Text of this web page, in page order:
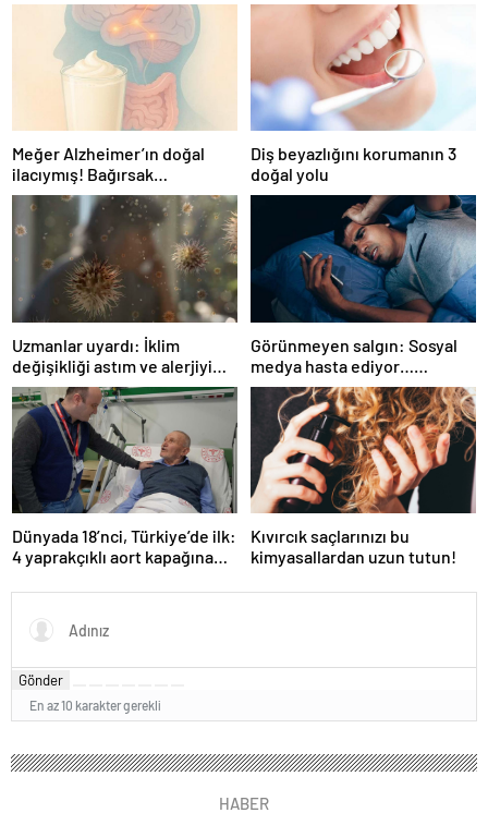
Meğer Alzheimer’ın doğal
ilacıymış! Bağırsak
iltihaplanmasını önlüyor…
Diş beyazlığını korumanın 3
doğal yolu
Uzmanlar uyardı: İklim
değişikliği astım ve alerjiyi
tetikliyor
Görünmeyen salgın: Sosyal
medya hasta ediyor…
Fiziksel, duygusal, zihinsel
etkilerine inanamayacaksınız
Dünyada 18’nci, Türkiye’de ilk:
4 yaprakçıklı aort kapağına
Kıvırcık saçlarınızı bu
kimyasallardan uzun tutun!
Gönder
En az 10 karakter gerekli
HABER